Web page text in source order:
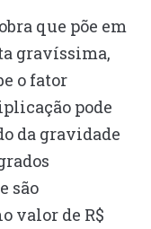
que põe em
gravíssima,
o fator
pode
da gravidade
são
valor de R$